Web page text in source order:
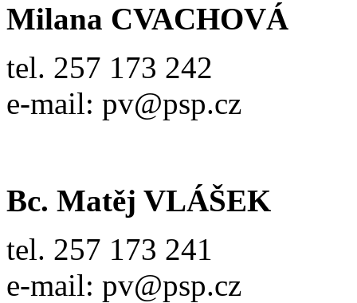
Milana CVACHOVÁ
tel. 257 173 242
e-mail: pv@psp.cz
Bc. Matěj VLÁŠEK
tel. 257 173 241
e-mail: pv@psp.cz